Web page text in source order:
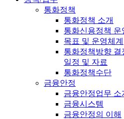
통화정책
통화정책 소개
통화신용정책 운
목표 및 운영체계
통화정책방향 결
일정 및 자료
통화정책수단
금융안정
금융안정업무 소
금융시스템
금융안정의 이해